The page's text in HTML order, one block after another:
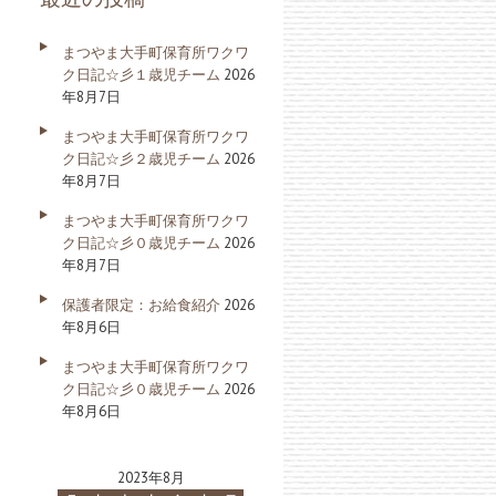
まつやま大手町保育所ワクワ
ク日記☆彡１歳児チーム 2026
年8月7日
まつやま大手町保育所ワクワ
ク日記☆彡２歳児チーム 2026
年8月7日
まつやま大手町保育所ワクワ
ク日記☆彡０歳児チーム 2026
年8月7日
保護者限定：お給食紹介 2026
年8月6日
まつやま大手町保育所ワクワ
ク日記☆彡０歳児チーム 2026
年8月6日
2023年8月